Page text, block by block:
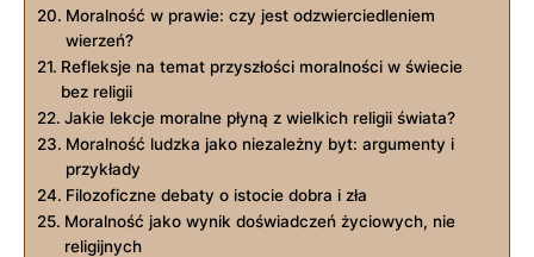
Moralność‍ w prawie: czy jest odzwierciedleniem
wierzeń?
Refleksje na temat przyszłości ⁢moralności w świecie
bez religii
Jakie lekcje moralne⁤ płyną z wielkich‌ religii świata?
Moralność ludzka jako⁣ niezależny ‍byt: argumenty i
przykłady
Filozoficzne debaty ⁤o istocie dobra i zła
Moralność jako ⁤wynik doświadczeń⁣ życiowych, nie‍
religijnych